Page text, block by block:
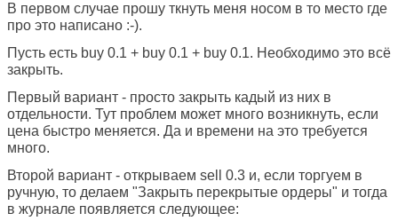
В первом случае прошу ткнуть меня носом в то место где
про это написано :-).
Пусть есть buy 0.1 + buy 0.1 + buy 0.1. Необходимо это всё
закрыть.
Первый вариант - просто закрыть кадый из них в
отдельности. Тут проблем может много возникнуть, если
цена быстро меняется. Да и времени на это требуется
много.
Второй вариант - открываем sell 0.3 и, если торгуем в
ручную, то делаем "Закрыть перекрытые ордеры" и тогда
в журнале появляется следующее: